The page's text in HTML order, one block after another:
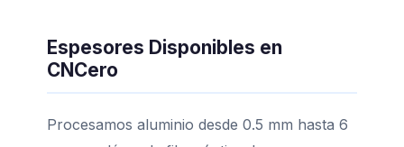
Espesores Disponibles en
CNCero
Procesamos aluminio desde 0.5 mm hasta 6